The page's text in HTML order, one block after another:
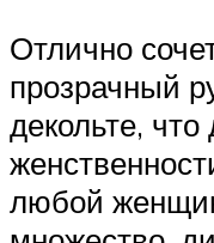
Отлично
прозрачный
декольте, что
любой